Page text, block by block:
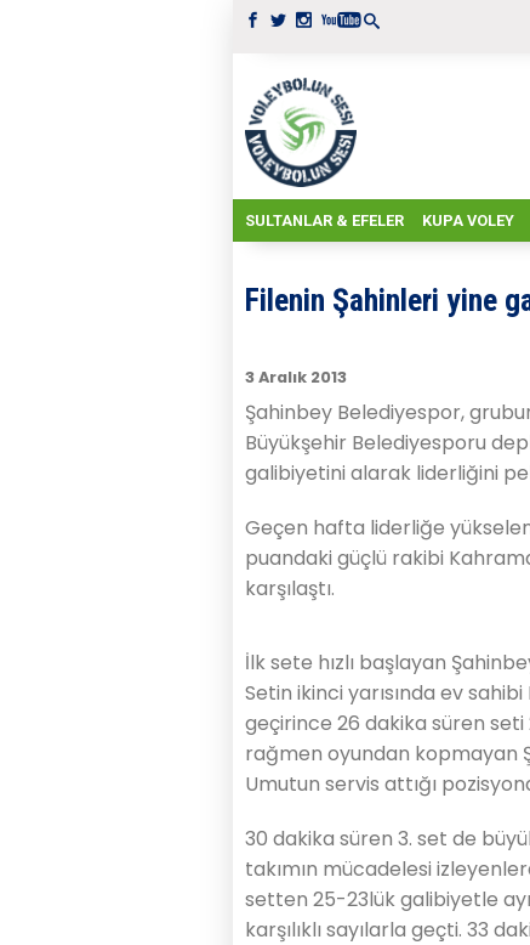
SULTANLAR & EFELER KUPA VOLEY
Filenin Şahinleri yine
3 Aralık 2013
Şahinbey Belediyespor,
Büyükşehir Belediyesporu
galibiyetini alarak liderliğini
Geçen hafta liderliğe
puandaki güçlü rakibi
karşılaştı.
İlk sete hızlı başlayan
Setin ikinci yarısında ev
geçirince 26 dakika süren
rağmen oyundan kopmayan
Umutun servis attığı
30 dakika süren 3. set de
takımın mücadelesi
setten 25-23lük galibiyetle
karşılıklı sayılarla geçti. 33